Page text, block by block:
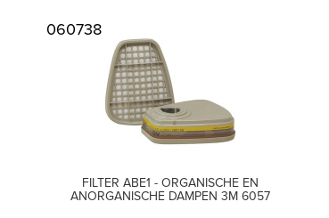
060738
FILTER ABE1 - ORGANISCHE EN
ANORGANISCHE DAMPEN 3M 6057